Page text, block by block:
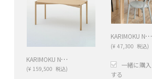
KARIMOKU NEW STANDARD (カリモクニュースタンダード) CASTORダイニングテーブル
(¥ 159,500 税込)
KARIMOKU NEW STANDARD (カリモクニュースタンダード) CASTORダイニングチェア
(¥ 47,300 税込)
一緒に購入
する